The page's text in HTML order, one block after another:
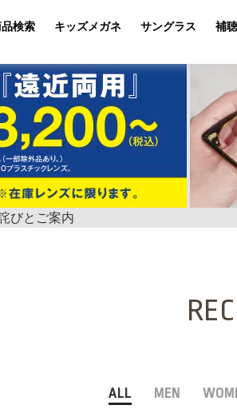
検索 キッズメガネ サングラス 補
びとご案内
ALL MEN